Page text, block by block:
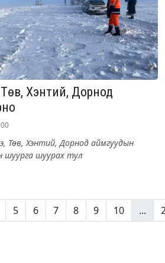
Хэнтий, Дорнод
Төв, Хэнтий, Дорнод аймгуудын
шуурга шуурах тул
5 6 7 8 9 10 ...